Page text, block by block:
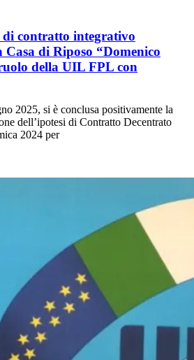
di contratto integrativo
Casa di Riposo “Domenico
della UIL FPL con
2025, si è conclusa positivamente la
dell’ipotesi di Contratto Decentrato
2024 per